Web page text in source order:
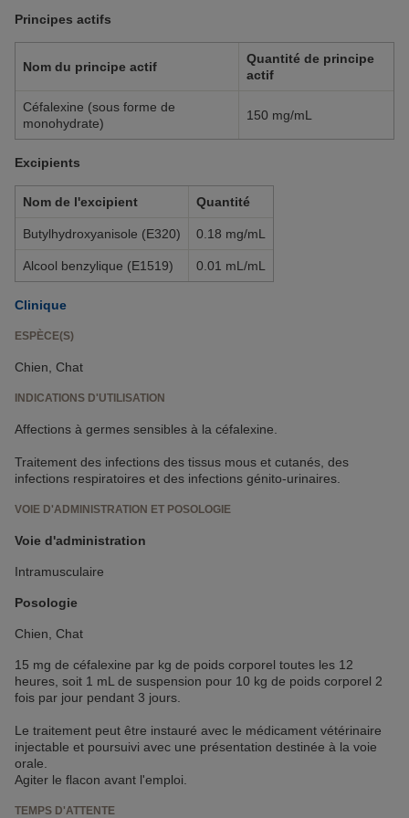
Principes actifs
Nom du principe actif
Quantité de principe
actif
Céfalexine (sous forme de
monohydrate)
150 mg/mL
Excipients
Nom de l'excipient Quantité
Butylhydroxyanisole (E320) 0.18 mg/mL
Alcool benzylique (E1519) 0.01 mL/mL
Clinique
ESPÈCE(S)
Chien, Chat
INDICATIONS D'UTILISATION
Affections à germes sensibles à la céfalexine.
Traitement des infections des tissus mous et cutanés, des
infections respiratoires et des infections génito-urinaires.
VOIE D'ADMINISTRATION ET POSOLOGIE
Voie d'administration
Intramusculaire
Posologie
Chien, Chat
15 mg de céfalexine par kg de poids corporel toutes les 12
heures, soit 1 mL de suspension pour 10 kg de poids corporel 2
fois par jour pendant 3 jours.
Le traitement peut être instauré avec le médicament vétérinaire
injectable et poursuivi avec une présentation destinée à la voie
orale.
Agiter le flacon avant l'emploi.
TEMPS D'ATTENTE